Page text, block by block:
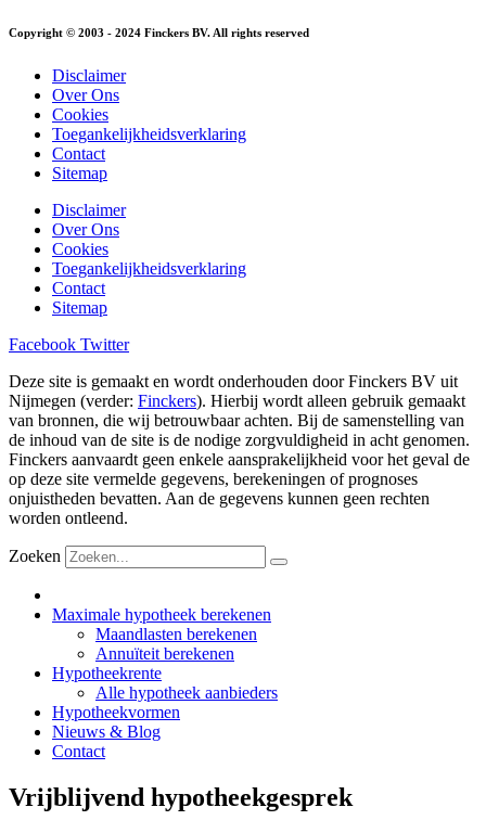
Copyright © 2003 - 2024 Finckers BV. All rights reserved
Disclaimer
Over Ons
Cookies
Toegankelijkheidsverklaring
Contact
Sitemap
Disclaimer
Over Ons
Cookies
Toegankelijkheidsverklaring
Contact
Sitemap
Facebook Twitter
Deze site is gemaakt en wordt onderhouden door Finckers BV uit
Nijmegen (verder: Finckers). Hierbij wordt alleen gebruik gemaakt
van bronnen, die wij betrouwbaar achten. Bij de samenstelling van
de inhoud van de site is de nodige zorgvuldigheid in acht genomen.
Finckers aanvaardt geen enkele aansprakelijkheid voor het geval de
op deze site vermelde gegevens, berekeningen of prognoses
onjuistheden bevatten. Aan de gegevens kunnen geen rechten
worden ontleend.
Zoeken
Maximale hypotheek berekenen
Maandlasten berekenen
Annuïteit berekenen
Hypotheekrente
Alle hypotheek aanbieders
Hypotheekvormen
Nieuws & Blog
Contact
Vrijblijvend hypotheekgesprek